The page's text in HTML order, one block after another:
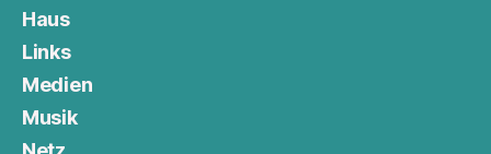
Haus
Links
Medien
Musik